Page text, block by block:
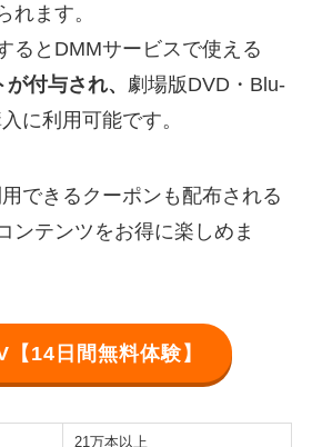
れます。
るとDMMサービスで使える
付与され、 劇場版DVD・Blu-
に利用可能です。
できるクーポンも配布される
ンテンツをお得に楽しめま
【14日間無料体験】
21万本以上